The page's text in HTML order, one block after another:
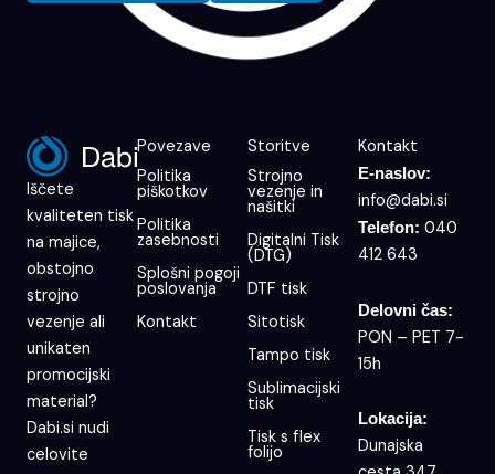
Iščete
kvaliteten tisk
na majice,
obstojno
strojno
vezenje ali
unikaten
promocijski
material?
Dabi.si nudi
celovite
Povezave
Politika
piškotkov
Politika
zasebnosti
Splošni pogoji
poslovanja
Kontakt
Storitve
Strojno
vezenje in
našitki
Digitalni Tisk
(DTG)
DTF tisk
Sitotisk
Tampo tisk
Sublimacijski
tisk
Tisk s flex
folijo
Kontakt
E-naslov:
info@dabi.si
Telefon: 040
412 643
Delovni čas:
PON – PET 7-
15h
Lokacija:
Dunajska